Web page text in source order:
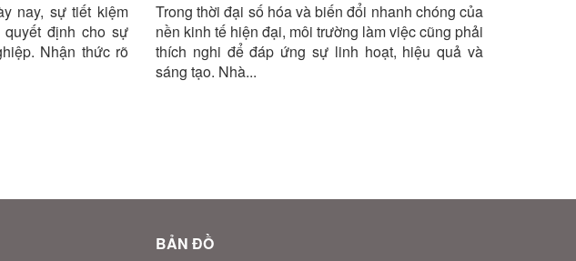
nay, sự tiết kiệm
định cho sự
Nhận thức rõ
Việc
Trong thời đại số hóa và biến đổi nhanh chóng của
nền kinh tế hiện đại, môi trường làm việc cũng phải
thích nghi để đáp ứng sự linh hoạt, hiệu quả và
sáng tạo. Nhà...
BẢN ĐỒ